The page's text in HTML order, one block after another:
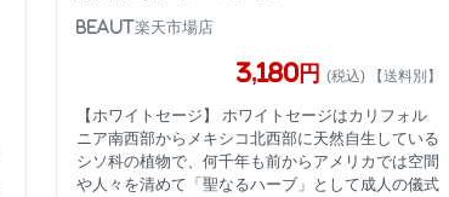
Beaut楽天市場店
3,180円 (税込) 【送料別】
【ホワイトセージ】 ホワイトセージはカリフォル
ニア南西部からメキシコ北西部に天然自生している
シソ科の植物で、何千年も前からアメリカでは空間
や人々を清めて「聖なるハーブ」として成人の儀式